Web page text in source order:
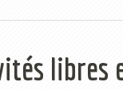
libres